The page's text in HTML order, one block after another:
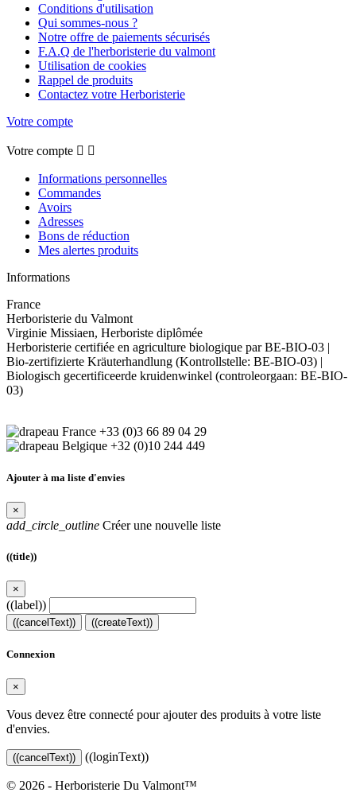
Conditions d'utilisation
Qui sommes-nous ?
Notre offre de paiements sécurisés
F.A.Q de l'herboristerie du valmont
Utilisation de cookies
Rappel de produits
Contactez votre Herboristerie
Votre compte
Votre compte  
Informations personnelles
Commandes
Avoirs
Adresses
Bons de réduction
Mes alertes produits
Informations
France
Herboristerie du Valmont
Virginie Missiaen, Herboriste diplômée
Herboristerie certifiée en agriculture biologique par BE-BIO-03 |
Bio-zertifizierte Kräuterhandlung (Kontrollstelle: BE-BIO-03) |
Biologisch gecertificeerde kruidenwinkel (controleorgaan: BE-BIO-
03)
+33 (0)3 66 89 04 29
+32 (0)10 244 449
Ajouter à ma liste d'envies
×
add_circle_outline Créer une nouvelle liste
((title))
×
((label))
((cancelText)) ((createText))
Connexion
×
Vous devez être connecté pour ajouter des produits à votre liste
d'envies.
((cancelText)) ((loginText))
© 2026 - Herboristerie Du Valmont™